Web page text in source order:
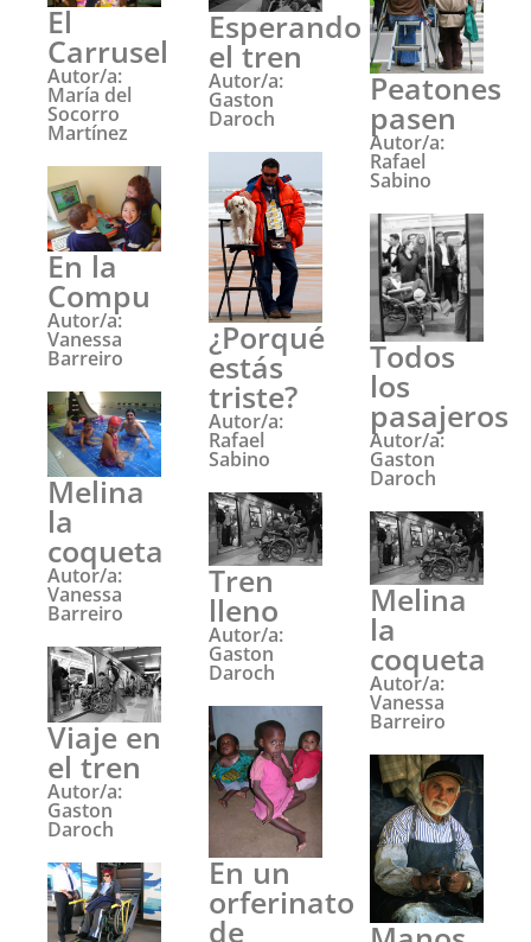
El
Carrusel
Autor/a:
María del
Socorro
Martínez
En la
Compu
Autor/a:
Vanessa
Barreiro
Melina
la
coqueta
Autor/a:
Vanessa
Barreiro
Viaje en
el tren
Autor/a:
Gaston
Daroch
Esperando
el tren
Autor/a:
Gaston
Daroch
¿Porqué
estás
triste?
Autor/a:
Rafael
Sabino
Tren
lleno
Autor/a:
Gaston
Daroch
En un
orferinato
de
Peatones
pasen
Autor/a:
Rafael
Sabino
Todos
los
pasajeros
Autor/a:
Gaston
Daroch
Melina
la
coqueta
Autor/a:
Vanessa
Barreiro